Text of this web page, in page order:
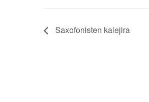
Saxofonisten kalejira